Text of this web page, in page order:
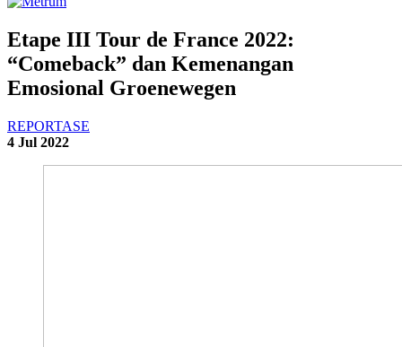
Etape III Tour de France 2022:
“Comeback” dan Kemenangan
Emosional Groenewegen
REPORTASE
4 Jul 2022